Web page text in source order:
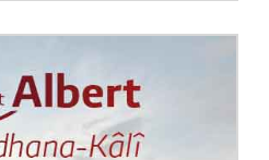
4 guitares
5 guitares et plus
Ensemble de